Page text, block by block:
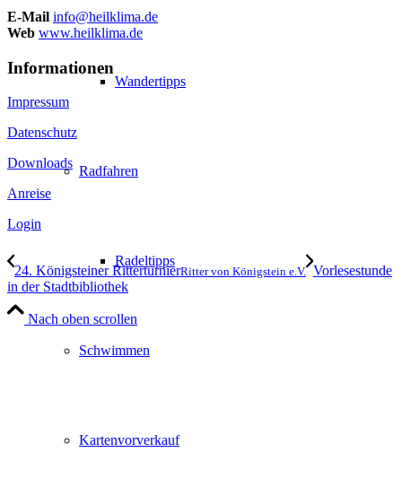
Wandertipps
Radfahren
Radeltipps
Schwimmen
Kartenvorverkauf
E-Mail info@heilklima.de
Web www.heilklima.de
Informationen
Impressum
Datenschutz
Downloads
Anreise
Login
24. Königsteiner RitterturnierRitter von Königstein e.V. Vorlesestunde
in der Stadtbibliothek
Nach oben scrollen